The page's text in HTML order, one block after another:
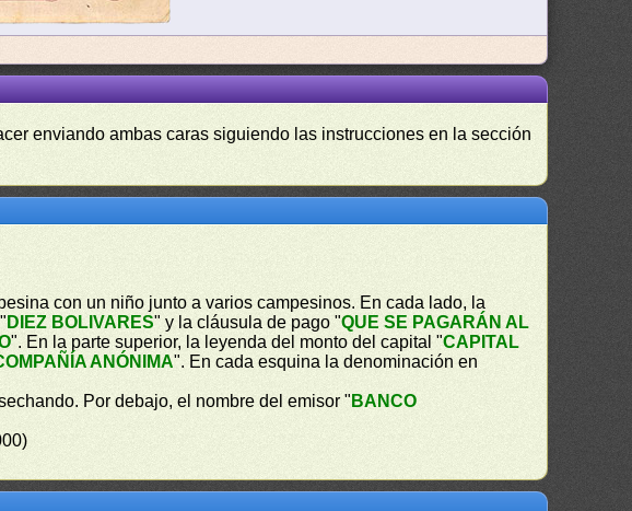
enviando ambas caras siguiendo las instrucciones en la sección
con un niño junto a varios campesinos. En cada lado, la
DIEZ BOLIVARES" y la cláusula de pago "QUE SE PAGARÁN AL
". En la parte superior, la leyenda del monto del capital "CAPITAL
ANÓNIMA". En cada esquina la denominación en
Por debajo, el nombre del emisor " BANCO